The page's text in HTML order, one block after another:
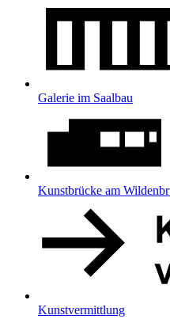
Galerie im Saalbau
Kunstbrücke am
Kunstvermittlung